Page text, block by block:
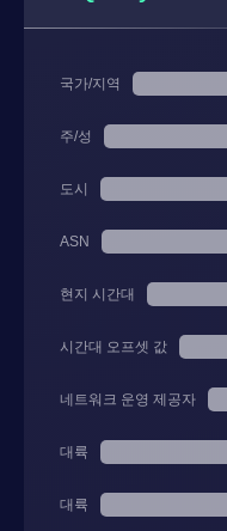
국가/지역
주/성
도시
ASN
현지 시간대
시간대 오프셋 값
네트워크 운영 제공자
대륙
대륙